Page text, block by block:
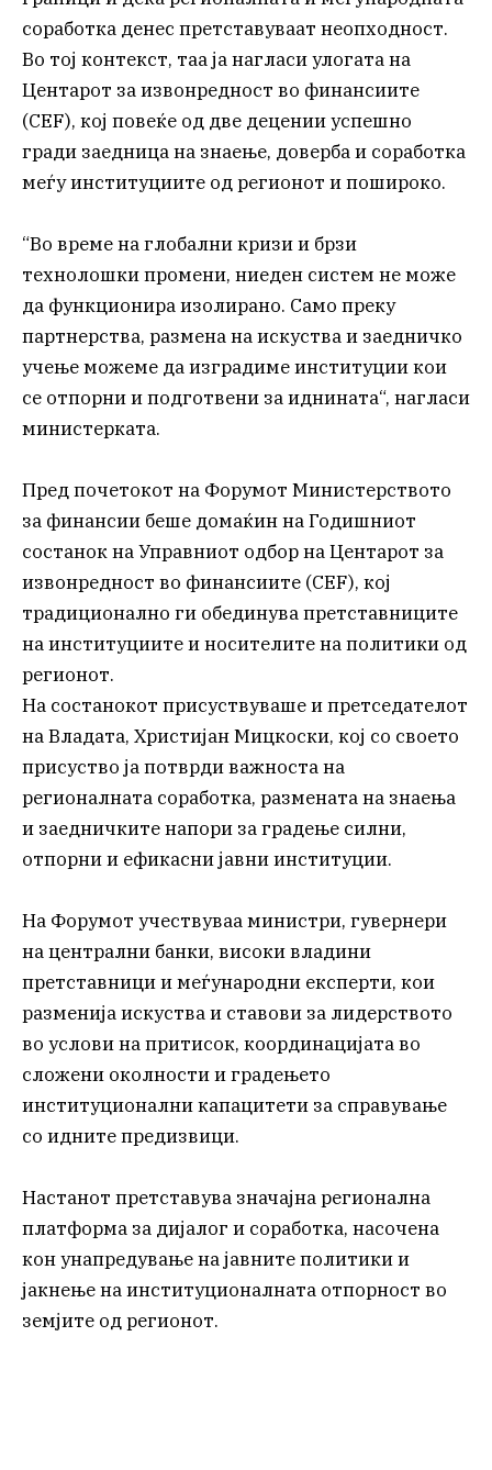
соработка денес претставуваат неопходност.
Во тој контекст, таа ја нагласи улогата на
Центарот за извонредност во финансиите
(CEF), кој повеќе од две децении успешно
гради заедница на знаење, доверба и соработка
меѓу институциите од регионот и пошироко.
“Во време на глобални кризи и брзи
технолошки промени, ниеден систем не може
да функционира изолирано. Само преку
партнерства, размена на искуства и заедничко
учење можеме да изградиме институции кои
се отпорни и подготвени за иднината“, нагласи
министерката.
Пред почетокот на Форумот Министерството
за финансии беше домаќин на Годишниот
состанок на Управниот одбор на Центарот за
извонредност во финансиите (CEF), кој
традиционално ги обединува претставниците
на институциите и носителите на политики од
регионот.
На состанокот присуствуваше и претседателот
на Владата, Христијан Мицкоски, кој со своето
присуство ја потврди важноста на
регионалната соработка, размената на знаења
и заедничките напори за градење силни,
отпорни и ефикасни јавни институции.
На Форумот учествуваа министри, гувернери
на централни банки, високи владини
претставници и меѓународни експерти, кои
разменија искуства и ставови за лидерството
во услови на притисок, координацијата во
сложени околности и градењето
институционални капацитети за справување
со идните предизвици.
Настанот претставува значајна регионална
платформа за дијалог и соработка, насочена
кон унапредување на јавните политики и
јакнење на институционалната отпорност во
земјите од регионот.